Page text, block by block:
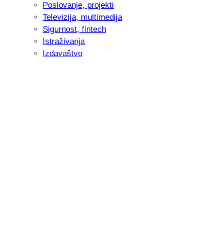
Poslovanje, projekti
Televizija, multimedija
Sigurnost, fintech
Istraživanja
Izdavaštvo